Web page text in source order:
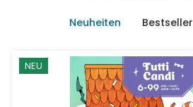
Neuheiten Bestseller
NEU